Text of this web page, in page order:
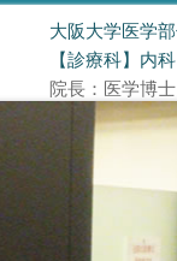
大阪大学医学
【診療科】内
院長：医学博